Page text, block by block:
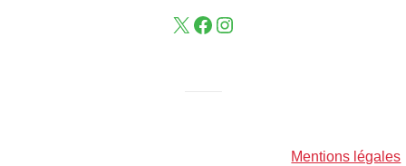
Mentions légales